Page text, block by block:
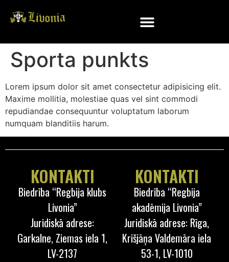
Sporta punkts
Lorem ipsum dolor sit amet consectetur adipisicing elit.
Maxime mollitia, molestiae quas vel sint commodi
repudiandae consequuntur voluptatum laborum
numquam blanditiis harum.
KONTAKTI
Biedrība “Regbija klubs
Livonia”
Juridiskā adrese:
Garkalne, Ziemas iela 1,
LV-2137
KONTAKTI
Biedrība “Regbija
akadēmija Livonia”
Juridiskā adrese: Rīga,
Krišjāņa Valdemāra iela
53-1, LV-1010